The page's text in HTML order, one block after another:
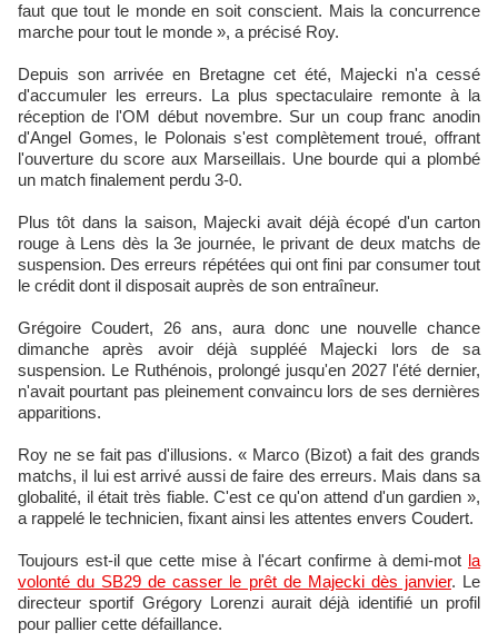
faut que tout le monde en soit conscient. Mais la concurrence
marche pour tout le monde », a précisé Roy.​
Depuis son arrivée en Bretagne cet été, Majecki n'a cessé
d'accumuler les erreurs. La plus spectaculaire remonte à la
réception de l'OM début novembre. Sur un coup franc anodin
d'Angel Gomes, le Polonais s'est complètement troué, offrant
l'ouverture du score aux Marseillais. Une bourde qui a plombé
un match finalement perdu 3-0.​
Plus tôt dans la saison, Majecki avait déjà écopé d'un carton
rouge à Lens dès la 3e journée, le privant de deux matchs de
suspension. Des erreurs répétées qui ont fini par consumer tout
le crédit dont il disposait auprès de son entraîneur.​
Grégoire Coudert, 26 ans, aura donc une nouvelle chance
dimanche après avoir déjà suppléé Majecki lors de sa
suspension. Le Ruthénois, prolongé jusqu'en 2027 l'été dernier,
n'avait pourtant pas pleinement convaincu lors de ses dernières
apparitions.​
Roy ne se fait pas d'illusions. « Marco (Bizot) a fait des grands
matchs, il lui est arrivé aussi de faire des erreurs. Mais dans sa
globalité, il était très fiable. C'est ce qu'on attend d'un gardien »,
a rappelé le technicien, fixant ainsi les attentes envers Coudert.​
Toujours est-il que cette mise à l'écart confirme à demi-mot la
volonté du SB29 de casser le prêt de Majecki dès janvier. Le
directeur sportif Grégory Lorenzi aurait déjà identifié un profil
pour pallier cette défaillance.​